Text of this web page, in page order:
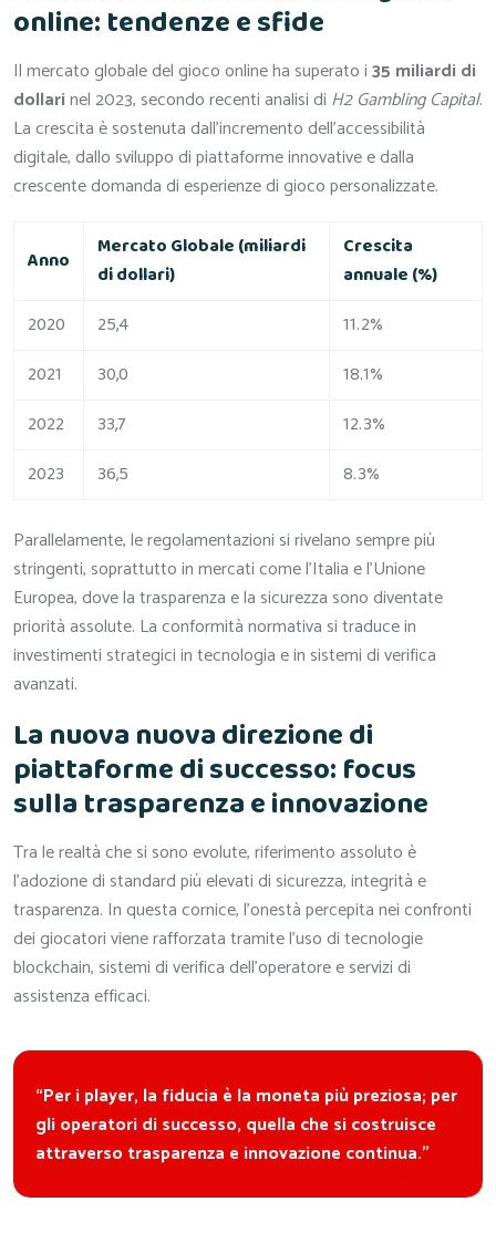
online: tendenze e sfide
Il mercato globale del gioco online ha superato i35 miliardi di
dollarinel 2023, secondo recenti analisi di H2 Gambling Capital.
La crescita è sostenuta dall’incremento dell’accessibilità
digitale, dallo sviluppo di piattaforme innovative e dalla
crescente domanda di esperienze di gioco personalizzate.
Anno
Mercato Globale (miliardi
di dollari)
Crescita
annuale (%)
2020
25,4
11.2%
2021
30,0
18.1%
2022
33,7
12.3%
2023
36,5 8.3%
Parallelamente, le regolamentazioni si rivelano sempre più
stringenti, soprattutto in mercati come l’Italia e l’Unione
Europea, dove la trasparenza e la sicurezza sono diventate
priorità assolute. La conformità normativa si traduce in
investimenti strategici in tecnologia e in sistemi di verifica
avanzati.
La nuova nuova direzione di
piattaforme di successo: focus
sulla trasparenza e innovazione
Tra le realtà che si sono evolute, riferimento assoluto è
l’adozione di standard più elevati di sicurezza, integrità e
trasparenza. In questa cornice, l’onestà percepita nei confronti
dei giocatori viene rafforzata tramite l’uso di tecnologie
blockchain, sistemi di verifica dell’operatore e servizi di
assistenza efficaci.
“Per i player, la fiducia è la moneta più preziosa; per
gli operatori di successo, quella che si costruisce
attraverso trasparenza e innovazione continua.”